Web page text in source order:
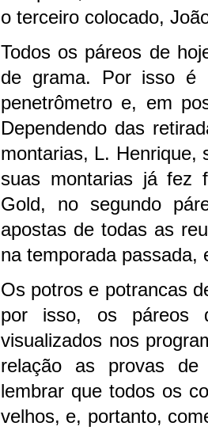
o terceiro colocado,
Todos os páreos de
de grama. Por isso é
penetrômetro e, em
Dependendo das
montarias, L. Henrique,
suas montarias já fez
Gold, no segundo
apostas de todas as
na temporada passada,
Os potros e potrancas
por isso, os páreos
visualizados nos
relação as provas de
lembrar que todos os
velhos, e, portanto,